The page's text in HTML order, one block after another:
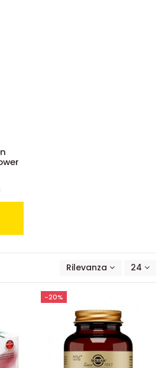
Rilevanza 24
-20%